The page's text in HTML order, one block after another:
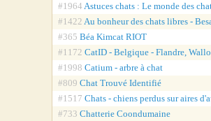
#1964 Astuces chats : Le monde des
#1422 Au bonheur des chats libres -
#365 Béa Kimcat RIOT
#1172 CatID - Belgique - Flandre,
#1998 Catium - arbre à chat
#809 Chat Trouvé Identifié
#1517 Chats - chiens perdus sur aires
#733 Chatterie Coondumaine